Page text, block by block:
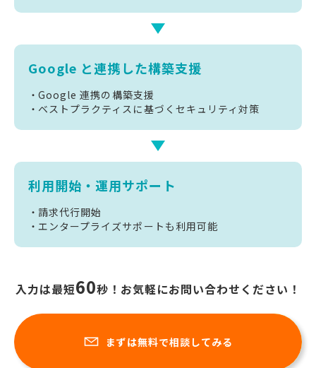
Google と連携した構築支援
Google 連携の構築支援
ベストプラクティスに基づくセキュリティ対策
利用開始・ 運用サポート
請求代行開始
エンタープライズサポートも利用可能
入力は最短60秒！お気軽にお問い合わせください！
まずは無料で相談してみる